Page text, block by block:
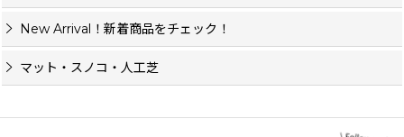
New Arrival！新着商品をチェック！
マット・スノコ・人工芝